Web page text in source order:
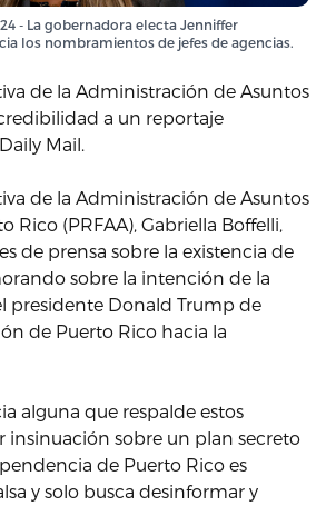
- La gobernadora electa Jenniffer
los nombramientos de jefes de agencias.
de la Administración de Asuntos
a un reportaje
Mail.
de la Administración de Asuntos
Rico (PRFAA), Gabriella Boffelli,
de prensa sobre la existencia de
sobre la intención de la
presidente Donald Trump de
de Puerto Rico hacia la
alguna que respalde estos
insinuación sobre un plan secreto
de Puerto Rico es
y solo busca desinformar y